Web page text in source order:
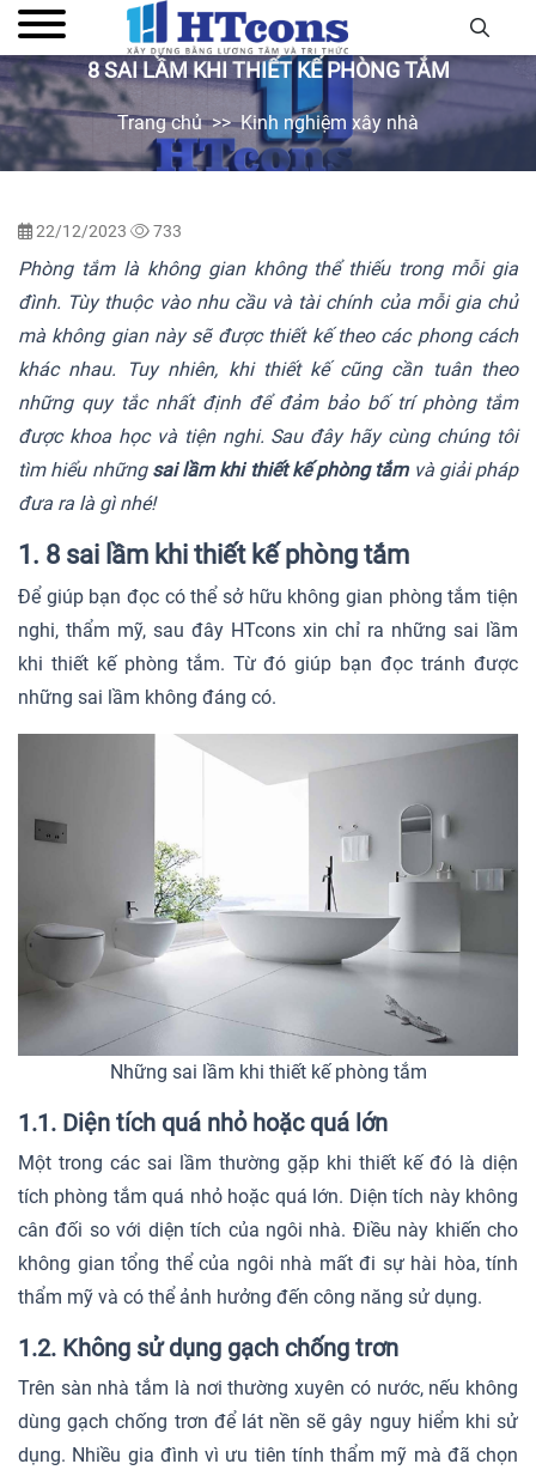
8 SAI LẦM KHI THIẾT KẾ PHÒNG TẮM
Trang chủ Kinh nghiệm xây nhà
22/12/2023 733
Phòng tắm là không gian không thể thiếu trong mỗi gia
đình. Tùy thuộc vào nhu cầu và tài chính của mỗi gia chủ
mà không gian này sẽ được thiết kế theo các phong cách
khác nhau. Tuy nhiên, khi thiết kế cũng cần tuân theo
những quy tắc nhất định để đảm bảo bố trí phòng tắm
được khoa học và tiện nghi. Sau đây hãy cùng chúng tôi
tìm hiểu những sai lầm khi thiết kế phòng tắmvà giải pháp
đưa ra là gì nhé!
1. 8 sai lầm khi thiết kế phòng tắm
Để giúp bạn đọc có thể sở hữu không gian phòng tắm tiện
nghi, thẩm mỹ, sau đây HTcons xin chỉ ra những sai lầm
khi thiết kế phòng tắm. Từ đó giúp bạn đọc tránh được
những sai lầm không đáng có.
Những sai lầm khi thiết kế phòng tắm
1.1. Diện tích quá nhỏ hoặc quá lớn
Một trong các sai lầm thường gặp khi thiết kế đó là diện
tích phòng tắm quá nhỏ hoặc quá lớn. Diện tích này không
cân đối so với diện tích của ngôi nhà. Điều này khiến cho
không gian tổng thể của ngôi nhà mất đi sự hài hòa, tính
thẩm mỹ và có thể ảnh hưởng đến công năng sử dụng.
1.2. Không sử dụng gạch chống trơn
Trên sàn nhà tắm là nơi thường xuyên có nước, nếu không
dùng gạch chống trơn để lát nền sẽ gây nguy hiểm khi sử
dụng. Nhiều gia đình vì ưu tiên tính thẩm mỹ mà đã chọn